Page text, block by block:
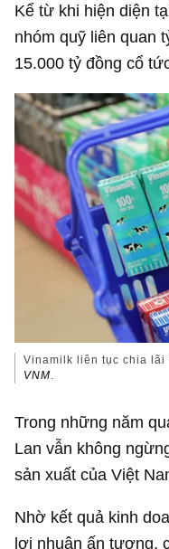
Kể từ khi hiện diện
nhóm quỹ liên quan
15.000 tỷ đồng cổ
Vinamilk liên tục chia lãi
VNM
Trong những năm
Lan vẫn không
sản xuất của Việt
Nhờ kết quả kinh
lợi nhuận ấn tượng,